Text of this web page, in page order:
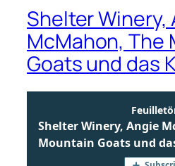
Shelter Winery,
McMahon, The
Goats und das